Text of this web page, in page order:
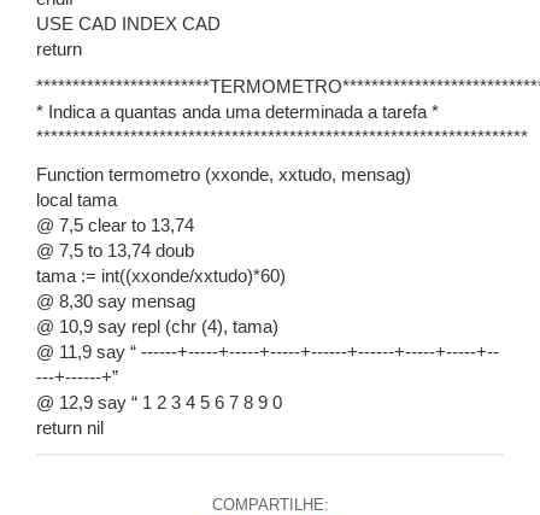
USE CAD INDEX CAD
return
* Indica a quantas anda uma determinada a tarefa *
********************************************************************
Function termometro (xxonde, xxtudo, mensag)
local tama
@ 7,5 clear to 13,74
@ 7,5 to 13,74 doub
tama := int((xxonde/xxtudo)*60)
@ 8,30 say mensag
@ 10,9 say repl (chr (4), tama)
@ 11,9 say “ ------+-----+-----+-----+------+------+-----+-----+--
---+------+”
@ 12,9 say “ 1 2 3 4 5 6 7 8 9 0
return nil
COMPARTILHE: